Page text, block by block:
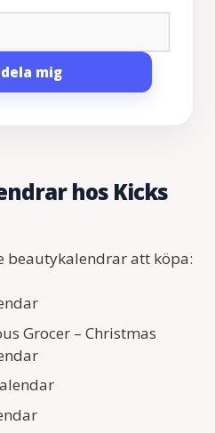
mig
hos Kicks
beautykalendrar att köpa:
Grocer – Christmas